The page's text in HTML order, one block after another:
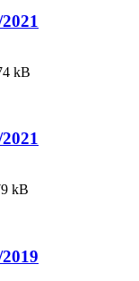
kB
kB